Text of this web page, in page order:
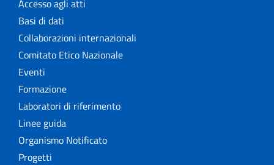
Accesso agli atti
Basi di dati
Collaborazioni internazionali
Comitato Etico Nazionale
Eventi
Formazione
Laboratori di riferimento
Linee guida
Organismo Notificato
Progetti